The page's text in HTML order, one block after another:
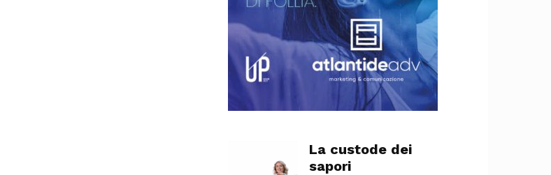
La custode dei
sapori